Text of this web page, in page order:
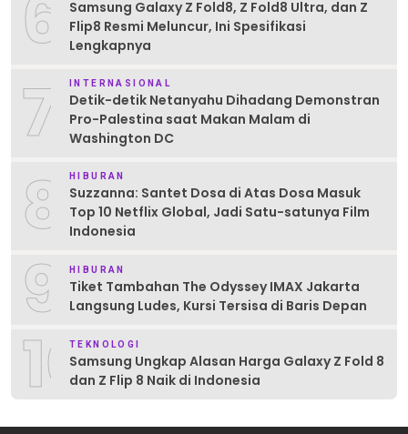
6
Samsung Galaxy Z Fold8, Z Fold8 Ultra, dan Z
Flip8 Resmi Meluncur, Ini Spesifikasi
Lengkapnya
7 INTERNASIONAL
Detik-detik Netanyahu Dihadang Demonstran
Pro-Palestina saat Makan Malam di
Washington DC
8 HIBURAN
Suzzanna: Santet Dosa di Atas Dosa Masuk
Top 10 Netflix Global, Jadi Satu-satunya Film
Indonesia
9 HIBURAN
Tiket Tambahan The Odyssey IMAX Jakarta
Langsung Ludes, Kursi Tersisa di Baris Depan
10TEKNOLOGI
Samsung Ungkap Alasan Harga Galaxy Z Fold 8
dan Z Flip 8 Naik di Indonesia